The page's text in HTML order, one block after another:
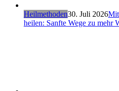
Heilmethoden30. Juli 2026Mit
heilen: Sanfte Wege zu mehr